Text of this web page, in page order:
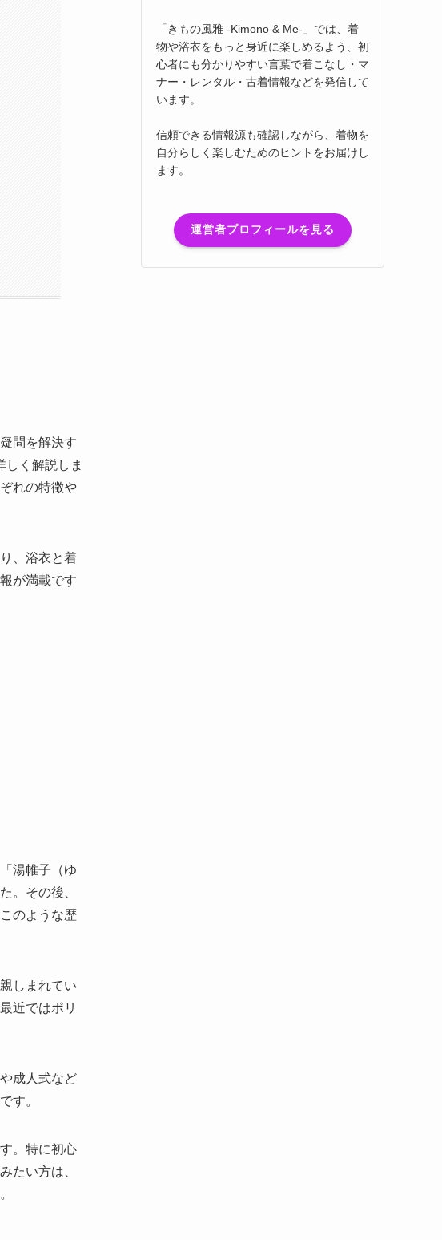
問を解決す
しく解説しま
れの特徴や
、浴衣と着
が満載です
湯帷子（ゆ
。その後、
のような歴
しまれてい
近ではポリ
成人式など
す。
。特に初心
たい方は、
「きもの風雅 -Kimono & Me-」では、着
物や浴衣をもっと身近に楽しめるよう、初
心者にも分かりやすい言葉で着こなし・マ
ナー・レンタル・古着情報などを発信して
います。
信頼できる情報源も確認しながら、着物を
自分らしく楽しむためのヒントをお届けし
ます。
運営者プロフィールを見る